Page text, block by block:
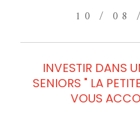
10 / 08
INVESTIR DANS
SENIORS " LA
VOUS